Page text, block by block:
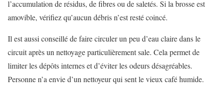
l’accumulation de résidus, de fibres ou de saletés. Si la brosse est
amovible, vérifiez qu’aucun débris n’est resté coincé.
Il est aussi conseillé de faire circuler un peu d’eau claire dans le
circuit après un nettoyage particulièrement sale. Cela permet de
limiter les dépôts internes et d’éviter les odeurs désagréables.
Personne n’a envie d’un nettoyeur qui sent le vieux café humide.